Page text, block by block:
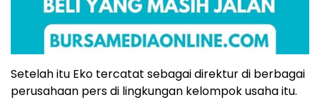
Setelah itu Eko tercatat sebagai direktur di berbagai
perusahaan pers di lingkungan kelompok usaha itu.